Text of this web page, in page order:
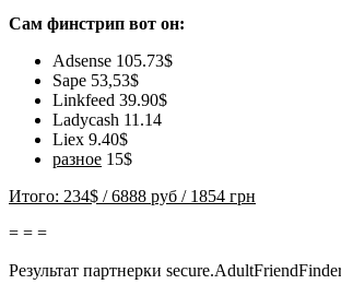
Сам финстрип вот он:
Adsense 105.73$
Sape 53,53$
Linkfeed 39.90$
Ladycash 11.14
Liex 9.40$
разное 15$
Итого: 234$ / 6888 руб / 1854 грн
= = =
Результат партнерки